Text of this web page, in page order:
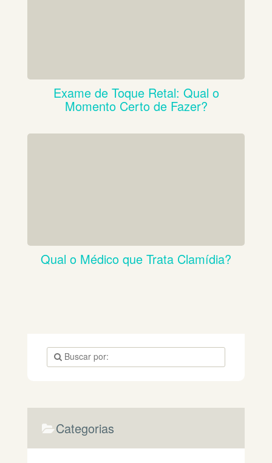
Exame de Toque Retal: Qual o
Momento Certo de Fazer?
Qual o Médico que Trata Clamídia?
Categorias